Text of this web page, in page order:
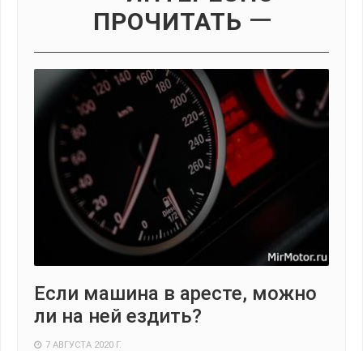
ПРОЧИТАТЬ
Если машина в аресте, можно
ли на ней ездить?
7 АВГУСТА 2020 Г.